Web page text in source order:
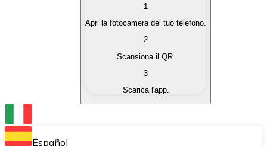
Acquista le criptovalute che ti interessano in modo
Converti le tue criptovalute in valuta fiat quando ne
Scambia una criptovaluta con un'altra
Conserva le tue cripto in un Wallet self-custodial.
1
Apri la fotocamera del tuo telefono.
2
Scansiona il QR.
3
Scarica l'app.
Español